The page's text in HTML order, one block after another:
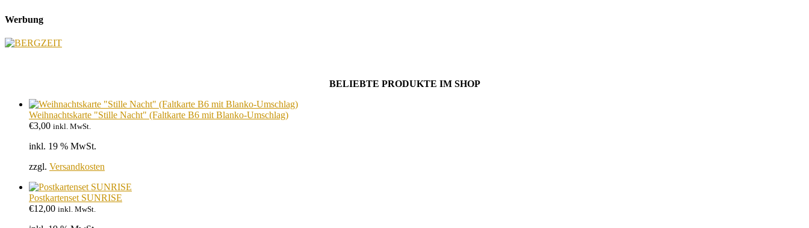
Werbung
BELIEBTE PRODUKTE IM SHOP
Weihnachtskarte "Stille Nacht" (Faltkarte B6 mit Blanko-Umschlag)
€3,00 inkl. MwSt.
inkl. 19 % MwSt.
zzgl. Versandkosten
Postkartenset SUNRISE
€12,00 inkl. MwSt.